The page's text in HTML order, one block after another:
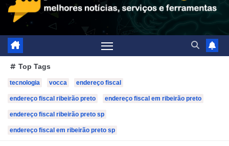
Top Tags
tecnologia vocca endereço fiscal
endereço fiscal ribeirão preto endereço fiscal em ribeirão preto
endereço fiscal ribeirão preto sp
endereço fiscal em ribeirão preto sp